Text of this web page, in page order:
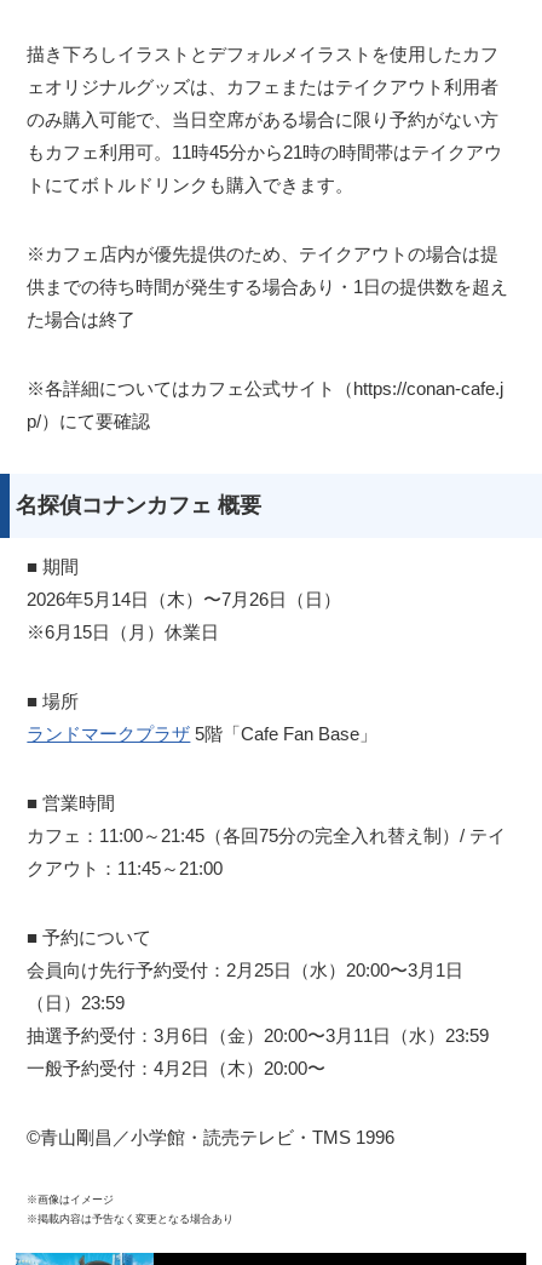
描き下ろしイラストとデフォルメイラストを使用したカフ
ェオリジナルグッズは、カフェまたはテイクアウト利用者
のみ購入可能で、当日空席がある場合に限り予約がない方
もカフェ利用可。11時45分から21時の時間帯はテイクアウ
トにてボトルドリンクも購入できます。
※カフェ店内が優先提供のため、テイクアウトの場合は提
供までの待ち時間が発生する場合あり・1日の提供数を超え
た場合は終了
※各詳細についてはカフェ公式サイト（https://conan-cafe.j
p/）にて要確認
名探偵コナンカフェ 概要
■ 期間
2026年5月14日（木）〜7月26日（日）
※6月15日（月）休業日
■ 場所
ランドマークプラザ 5階「Cafe Fan Base」
■ 営業時間
カフェ：11:00～21:45（各回75分の完全入れ替え制）/ テイ
クアウト：11:45～21:00
■ 予約について
会員向け先行予約受付：2月25日（水）20:00〜3月1日
（日）23:59
抽選予約受付：3月6日（金）20:00〜3月11日（水）23:59
一般予約受付：4月2日（木）20:00〜
©青山剛昌／小学館・読売テレビ・TMS 1996
※画像はイメージ
※掲載内容は予告なく変更となる場合あり